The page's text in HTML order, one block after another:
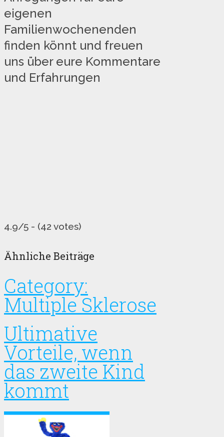
eigenen
Familienwochenenden
finden könnt und freuen
uns über eure Kommentare
und Erfahrungen
4.9/5 - (42 votes)
Ähnliche Beiträge
Category:
Multiple Sklerose
Ultimative
Vorteile, wenn
das zweite Kind
kommt